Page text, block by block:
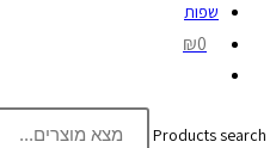
שפות
₪0
Products search